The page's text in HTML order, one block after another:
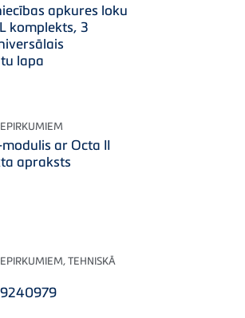
apkures loku
komplekts, 3
lapa
ar Octa II
apraksts
TEHNISKĀ